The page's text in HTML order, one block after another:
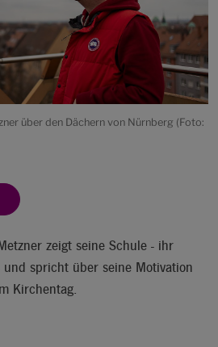
über den Dächern von Nürnberg (Foto:
zeigt seine Schule - ihr
spricht über seine Motivation
Kirchentag.